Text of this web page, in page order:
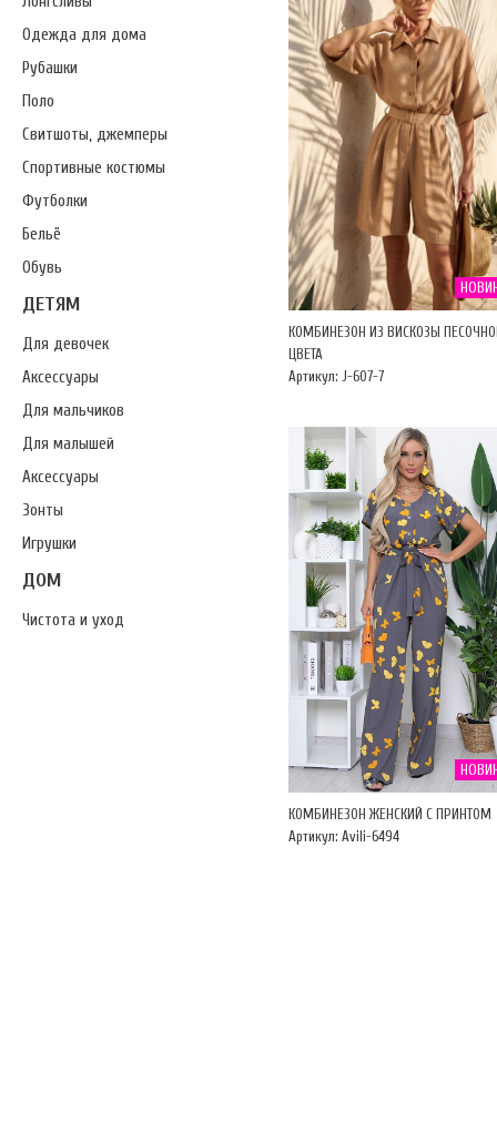
Одежда для дома
Рубашки
Поло
Свитшоты, джемперы
Спортивные костюмы
Футболки
Бельё
Обувь
ДЕТЯМ
Для девочек
Аксессуары
Для мальчиков
Для малышей
Аксессуары
Зонты
Игрушки
ДОМ
Чистота и уход
КОМБИНЕЗОН ИЗ ВИСКОЗЫ
ЦВЕТА
Артикул: J-607-7
КОМБИНЕЗОН ЖЕНСКИЙ С ПРИНТОМ
Артикул: Avili-6494